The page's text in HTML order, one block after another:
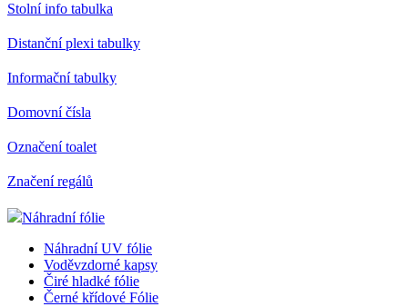
Stolní info tabulka
Distanční plexi tabulky
Informační tabulky
Domovní čísla
Označení toalet
Značení regálů
Náhradní fólie
Náhradní UV fólie
Voděvzdorné kapsy
Čiré hladké fólie
Černé křídové Fólie